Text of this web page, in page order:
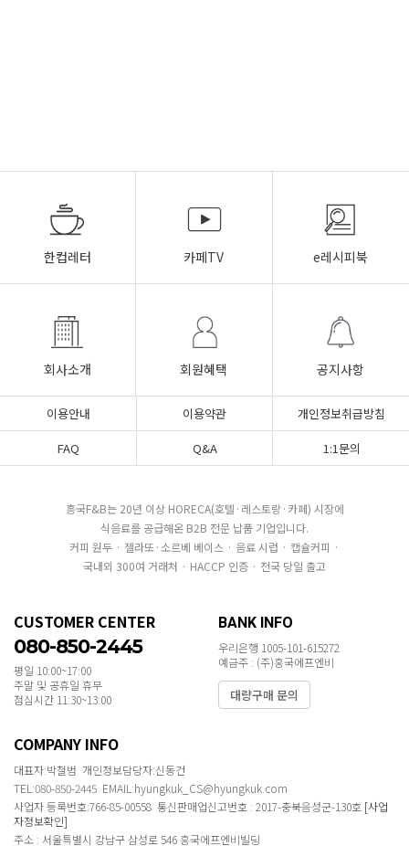
한컵레터 카페TV e레시피북
회사소개 회원혜택 공지사항
이용안내 이용약관
개인정보취급방침
FAQ
Q&A 1:1문의
흥국F&B는 20년 이상 HORECA(호텔·레스토랑·카페) 시장에
식음료를 공급해온 B2B 전문 납품 기업입니다.
커피 원두 · 젤라또·소르베 베이스 · 음료 시럽 · 캡슐커피 ·
국내외 300여 거래처 · HACCP 인증 · 전국 당일 출고
CUSTOMER CENTER
080-850-2445
평일 10:00~17:00
주말 및 공휴일 휴무
점심시간 11:30~13:00
BANK INFO
우리은행 1005-101-615272
예금주 : (주)흥국에프엔비
대량구매 문의
COMPANY INFO
대표자:박철범 개인정보담당자:신동건
TEL:080-850-2445 EMAIL:hyungkuk_CS@hyungkuk.com
사업자 등록번호:766-85-00558 통신판매업신고번호 : 2017-충북음성군-130호 [사업
자정보확인]
주소 : 서울특별시 강남구 삼성로 546 흥국에프엔비빌딩